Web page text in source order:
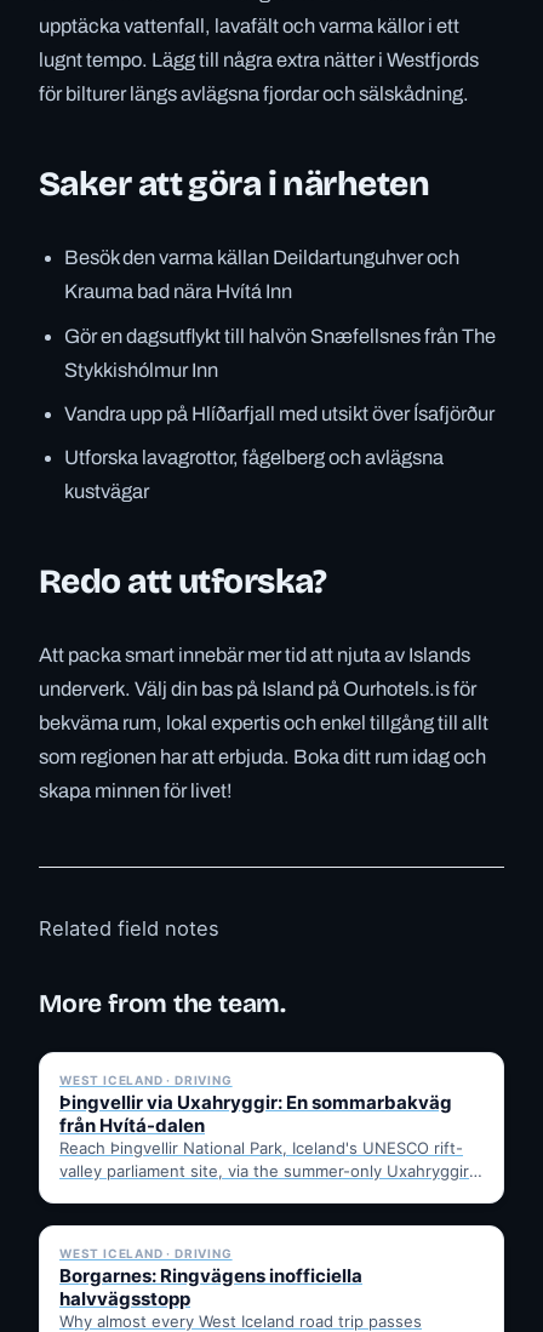
upptäcka vattenfall, lavafält och varma källor i ett
lugnt tempo. Lägg till några extra nätter i Westfjords
för bilturer längs avlägsna fjordar och sälskådning.
Saker att göra i närheten
Besök den varma källan Deildartunguhver och
Krauma bad nära Hvítá Inn
Gör en dagsutflykt till halvön Snæfellsnes från The
Stykkishólmur Inn
Vandra upp på Hlíðarfjall med utsikt över Ísafjörður
Utforska lavagrottor, fågelberg och avlägsna
kustvägar
Redo att utforska?
Att packa smart innebär mer tid att njuta av Islands
underverk. Välj din bas på Island på Ourhotels.is för
bekväma rum, lokal expertis och enkel tillgång till allt
som regionen har att erbjuda. Boka ditt rum idag och
skapa minnen för livet!
Related field notes
More from the team.
WEST ICELAND · DRIVING
Þingvellir via Uxahryggir: En sommarbakväg
från Hvítá-dalen
Reach Þingvellir National Park, Iceland's UNESCO rift-
valley parliament site, via the summer-only Uxahryggir
✓ 6 JUL
WEST ICELAND · DRIVING
Borgarnes: Ringvägens inofficiella
halvvägsstopp
Why almost every West Iceland road trip passes